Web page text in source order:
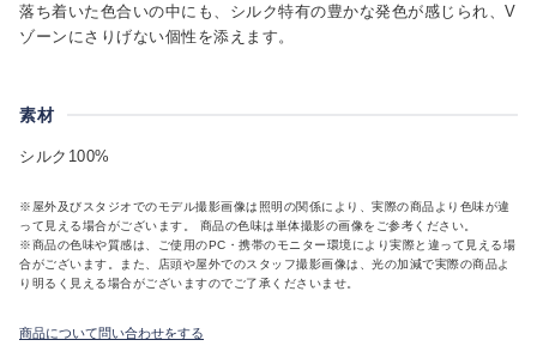
落ち着いた色合いの中にも、シルク特有の豊かな発色が感じられ、V
ゾーンにさりげない個性を添えます。
素材
シルク100%
※屋外及びスタジオでのモデル撮影画像は照明の関係により、実際の商品より色味が違
って見える場合がございます。 商品の色味は単体撮影の画像をご参考ください。
※商品の色味や質感は、ご使用のPC・携帯のモニター環境により実際と違って見える場
合がございます。また、店頭や屋外でのスタッフ撮影画像は、光の加減で実際の商品よ
り明るく見える場合がございますのでご了承くださいませ。
商品について問い合わせをする